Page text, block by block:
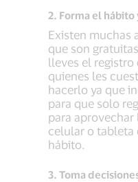
2. Forma el
Existen muchas
que son
lleves el registro
quienes les
hacerlo ya que
para que solo
para
celular o tableta
hábito.
3. Toma